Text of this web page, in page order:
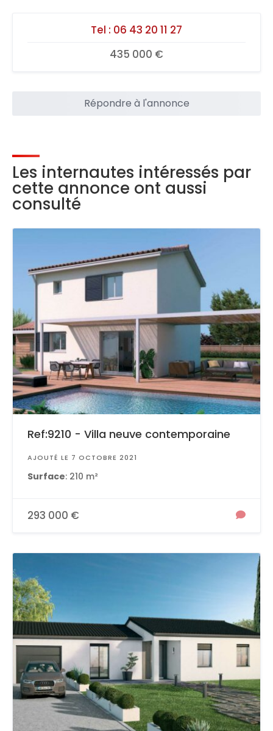
Tel : 06 43 20 11 27
435 000 €
Répondre à l'annonce
Les internautes intéressés par
cette annonce ont aussi
consulté
Ref:9210 - Villa neuve contemporaine
AJOUTÉ LE 7 OCTOBRE 2021
Surface: 210 m²
293 000 €